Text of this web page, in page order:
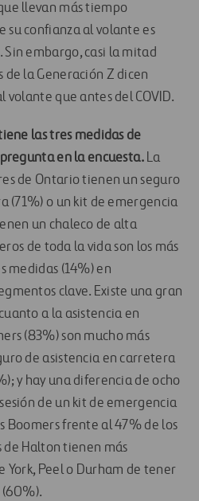
llevan más tiempo
su confianza al volante es
embargo, casi la mitad
de la Generación Z dicen
volante que antes del COVID.
las tres medidas de
en la encuesta. La
de Ontario tienen un seguro
(71%) o un kit de emergencia
un chaleco de alta
de toda la vida son los más
medidas (14%) en
clave. Existe una gran
a la asistencia en
(83%) son mucho más
de asistencia en carretera
y hay una diferencia de ocho
de un kit de emergencia
Boomers frente al 47% de los
de Halton tienen más
York, Peel o Durham de tener
(60%).